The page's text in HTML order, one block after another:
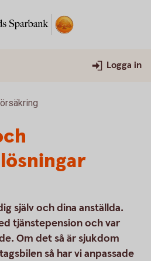
Logga in
själv och dina anställda.
tjänstepension och var
Om det så är sjukdom
så har vi anpassade